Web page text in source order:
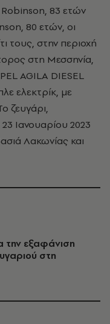
Robinson, 83 ετών
80 ετών, οι
τους, στην περιοχή
στη Μεσσηνία,
AGILA DIESEL
ελεκτρίκ, με
ζευγάρι,
Ιανουαρίου 2023
Λακωνίας και
την εξαφάνιση
στη